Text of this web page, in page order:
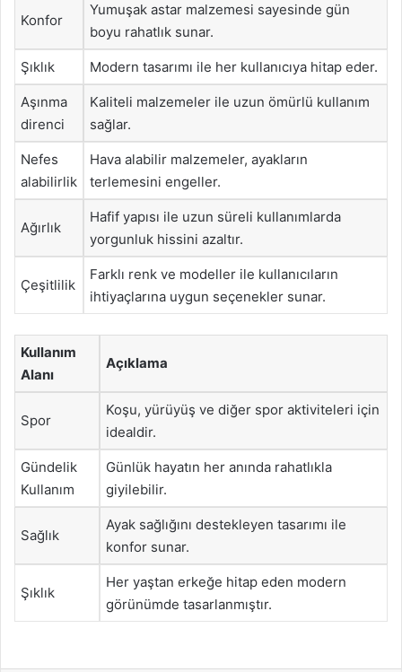
Konfor
Yumuşak astar malzemesi sayesinde gün
boyu rahatlık sunar.
Şıklık Modern tasarımı ile her kullanıcıya hitap eder.
Aşınma
direnci
Kaliteli malzemeler ile uzun ömürlü kullanım
sağlar.
Nefes
alabilirlik
Hava alabilir malzemeler, ayakların
terlemesini engeller.
Ağırlık
Hafif yapısı ile uzun süreli kullanımlarda
yorgunluk hissini azaltır.
Çeşitlilik
Farklı renk ve modeller ile kullanıcıların
ihtiyaçlarına uygun seçenekler sunar.
Kullanım
Alanı
Açıklama
Spor
Koşu, yürüyüş ve diğer spor aktiviteleri için
idealdir.
Gündelik
Kullanım
Günlük hayatın her anında rahatlıkla
giyilebilir.
Sağlık
Ayak sağlığını destekleyen tasarımı ile
konfor sunar.
Şıklık
Her yaştan erkeğe hitap eden modern
görünümde tasarlanmıştır.